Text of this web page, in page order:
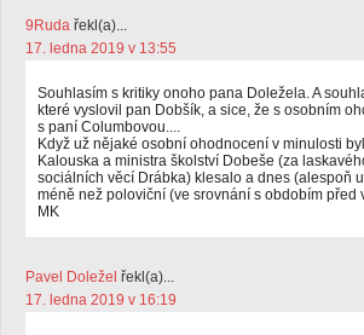
9Ruda řekl(a)...
17. ledna 2019 v 13:55
Souhlasím s kritiky onoho pana Doležela. A
které vyslovil pan Dobšík, a sice, že s osobním
s paní Columbovou....
Když už nějaké osobní ohodnocení v minulosti
Kalouska a ministra školství Dobeše (za
sociálních věcí Drábka) klesalo a dnes (alespoň
méně než poloviční (ve srovnání s obdobím před
MK
Pavel Doležel řekl(a)...
17. ledna 2019 v 16:19